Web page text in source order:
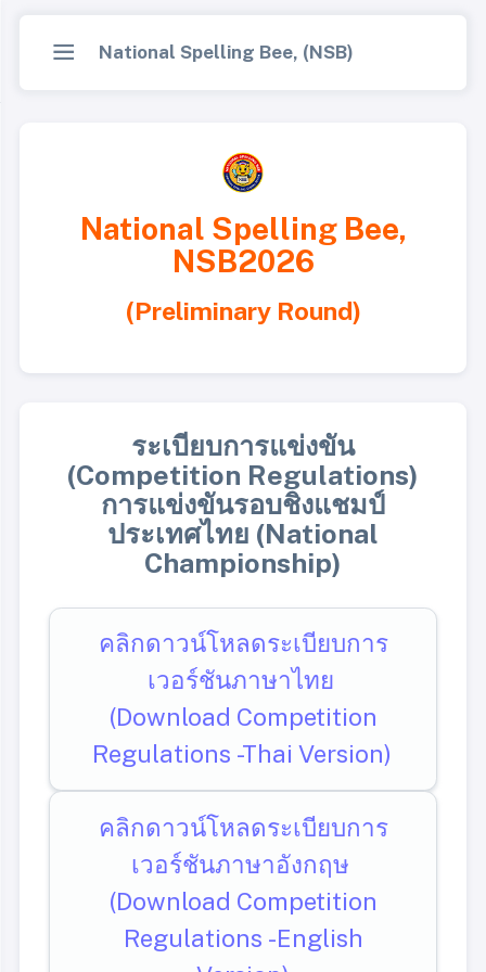
National Spelling Bee, (NSB)
National Spelling Bee,
NSB2026
(Preliminary Round)
ระเบียบการแข่งขัน
(Competition Regulations)
การแข่งขันรอบชิงแชมป์
ประเทศไทย (National
Championship)
คลิกดาวน์โหลดระเบียบการ
เวอร์ชันภาษาไทย
(Download Competition
Regulations -Thai Version)
คลิกดาวน์โหลดระเบียบการ
เวอร์ชันภาษาอังกฤษ
(Download Competition
Regulations -English